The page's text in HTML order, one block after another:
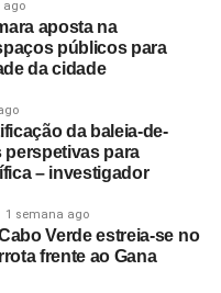
ago
aposta na
públicos para
da cidade
da baleia-de-
perspetivas para
– investigador
1 semana ago
Verde estreia-se no
frente ao Gana